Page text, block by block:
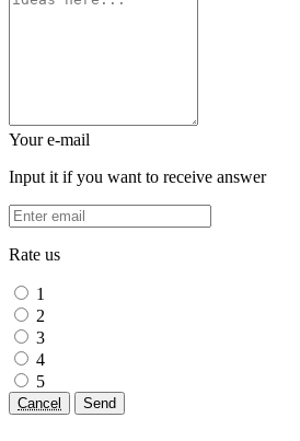
Your e-mail
Input it if you want to receive answer
Rate us
1
2
3
4
5
Cancel Send